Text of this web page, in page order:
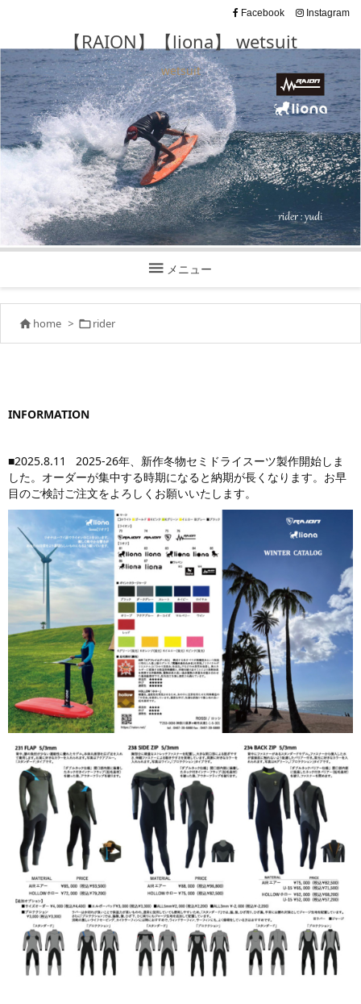
【RAION】【liona】 wetsuit
wetsuit
 メニュー
Facebook Instagram
 home > rider
INFORMATION
■2025.8.11 2025-26年、新作冬物セミドライスーツ製作開始しま
した。オーダーが集中する時期になると納期が長くなります。お早
目のご検討ご注文をよろしくお願いいたします。